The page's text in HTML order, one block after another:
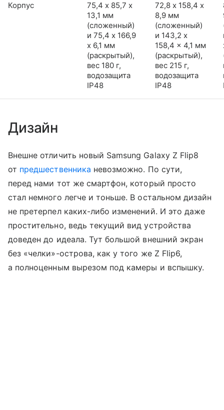
Корпус
75,4 х 85,7 х
13,1 мм
(сложенный)
и 75,4 x 166,9
x 6,1 мм
(раскрытый),
вес 180 г,
водозащита
IP48
72,8 х 158,4 х
8,9 мм
(сложенный)
и 143,2 x
158,4 x 4,1 мм
(раскрытый),
вес 215 г,
водозащита
IP48
Дизайн
Внешне отличить новый Samsung Galaxy Z Flip8
от предшественника невозможно. По сути,
перед нами тот же смартфон, который просто
стал немного легче и тоньше. В остальном дизайн
не претерпел каких-либо изменений. И это даже
простительно, ведь текущий вид устройства
доведен до идеала. Тут большой внешний экран
без «челки»-острова, как у того же Z Flip6,
а полноценным вырезом под камеры и вспышку.